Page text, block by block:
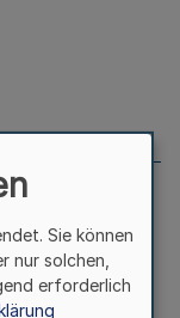
vom
Sie können
nur solchen,
erforderlich